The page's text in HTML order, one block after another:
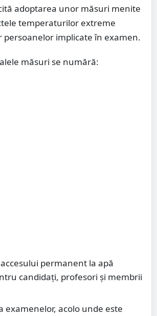
adoptarea unor măsuri menite
temperaturilor extreme
implicate în examen.
măsuri se numără:
permanent la apă
candidați, profesori și membrii
examenelor, acolo unde este